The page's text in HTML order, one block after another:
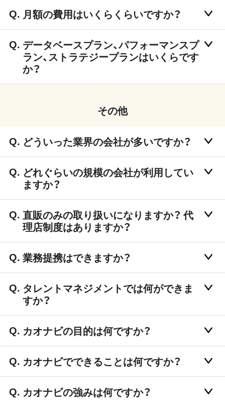
月額の費用はいくらくらいですか？
データベースプラン、パフォーマンスプ
ラン、ストラテジープランはいくらです
か？
その他
どういった業界の会社が多いですか？
どれぐらいの規模の会社が利用してい
ますか？
直販のみの取り扱いになりますか？ 代
理店制度はありますか？
業務提携はできますか？
タレントマネジメントでは何ができま
すか？
カオナビの目的は何ですか？
カオナビでできることは何ですか？
カオナビの強みは何ですか？